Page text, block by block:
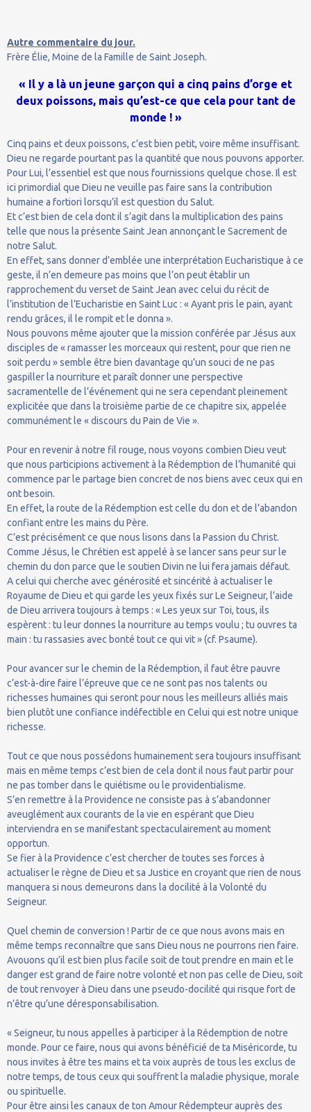
Autre commentaire du jour.
Frère Élie, Moine de la Famille de Saint Joseph.
« Il y a là un jeune garçon qui a cinq pains d’orge et
deux poissons, mais qu’est-ce que cela pour tant de
monde ! »
Cinq pains et deux poissons, c’est bien petit, voire même insuffisant.
Dieu ne regarde pourtant pas la quantité que nous pouvons apporter.
Pour Lui, l’essentiel est que nous fournissions quelque chose. Il est
ici primordial que Dieu ne veuille pas faire sans la contribution
humaine a fortiori lorsqu’il est question du Salut.
Et c’est bien de cela dont il s’agit dans la multiplication des pains
telle que nous la présente Saint Jean annonçant le Sacrement de
notre Salut.
En effet, sans donner d’emblée une interprétation Eucharistique à ce
geste, il n’en demeure pas moins que l’on peut établir un
rapprochement du verset de Saint Jean avec celui du récit de
l’institution de l’Eucharistie en Saint Luc : « Ayant pris le pain, ayant
rendu grâces, il le rompit et le donna ».
Nous pouvons même ajouter que la mission conférée par Jésus aux
disciples de « ramasser les morceaux qui restent, pour que rien ne
soit perdu » semble être bien davantage qu’un souci de ne pas
gaspiller la nourriture et paraît donner une perspective
sacramentelle de l’événement qui ne sera cependant pleinement
explicitée que dans la troisième partie de ce chapitre six, appelée
communément le « discours du Pain de Vie ».
Pour en revenir à notre fil rouge, nous voyons combien Dieu veut
que nous participions activement à la Rédemption de l’humanité qui
commence par le partage bien concret de nos biens avec ceux qui en
ont besoin.
En effet, la route de la Rédemption est celle du don et de l’abandon
confiant entre les mains du Père.
C’est précisément ce que nous lisons dans la Passion du Christ.
Comme Jésus, le Chrétien est appelé à se lancer sans peur sur le
chemin du don parce que le soutien Divin ne lui fera jamais défaut.
A celui qui cherche avec générosité et sincérité à actualiser le
Royaume de Dieu et qui garde les yeux fixés sur Le Seigneur, l’aide
de Dieu arrivera toujours à temps : « Les yeux sur Toi, tous, ils
espèrent : tu leur donnes la nourriture au temps voulu ; tu ouvres ta
main : tu rassasies avec bonté tout ce qui vit » (cf. Psaume).
Pour avancer sur le chemin de la Rédemption, il faut être pauvre
c’est-à-dire faire l’épreuve que ce ne sont pas nos talents ou
richesses humaines qui seront pour nous les meilleurs alliés mais
bien plutôt une confiance indéfectible en Celui qui est notre unique
richesse.
Tout ce que nous possédons humainement sera toujours insuffisant
mais en même temps c’est bien de cela dont il nous faut partir pour
ne pas tomber dans le quiétisme ou le providentialisme.
S’en remettre à la Providence ne consiste pas à s’abandonner
aveuglément aux courants de la vie en espérant que Dieu
interviendra en se manifestant spectaculairement au moment
opportun.
Se fier à la Providence c’est chercher de toutes ses forces à
actualiser le règne de Dieu et sa Justice en croyant que rien de nous
manquera si nous demeurons dans la docilité à la Volonté du
Seigneur.
Quel chemin de conversion ! Partir de ce que nous avons mais en
même temps reconnaître que sans Dieu nous ne pourrons rien faire.
Avouons qu’il est bien plus facile soit de tout prendre en main et le
danger est grand de faire notre volonté et non pas celle de Dieu, soit
de tout renvoyer à Dieu dans une pseudo-docilité qui risque fort de
n’être qu’une déresponsabilisation.
« Seigneur, tu nous appelles à participer à la Rédemption de notre
monde. Pour ce faire, nous qui avons bénéficié de ta Miséricorde, tu
nous invites à être tes mains et ta voix auprès de tous les exclus de
notre temps, de tous ceux qui souffrent la maladie physique, morale
ou spirituelle.
Pour être ainsi les canaux de ton Amour Rédempteur auprès des